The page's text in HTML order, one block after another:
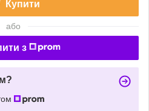
Купити
або
з